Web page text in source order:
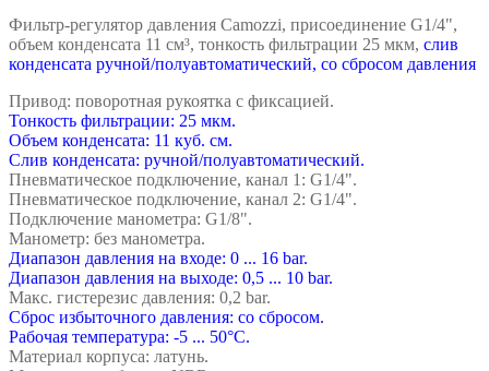
Фильтр-регулятор давления Camozzi, присоединение G1/4",
объем конденсата 11 см³, тонкость фильтрации 25 мкм, слив
конденсата ручной/полуавтоматический, со сбросом давления
Привод: поворотная рукоятка с фиксацией.
Тонкость фильтрации: 25 мкм.
Объем конденсата: 11 куб. см.
Слив конденсата: ручной/полуавтоматический.
Пневматическое подключение, канал 1: G1/4".
Пневматическое подключение, канал 2: G1/4".
Подключение манометра: G1/8".
Манометр: без манометра.
Диапазон давления на входе: 0 ... 16 bar.
Диапазон давления на выходе: 0,5 ... 10 bar.
Макс. гистерезис давления: 0,2 bar.
Сброс избыточного давления: со сбросом.
Рабочая температура: -5 ... 50°C.
Материал корпуса: латунь.